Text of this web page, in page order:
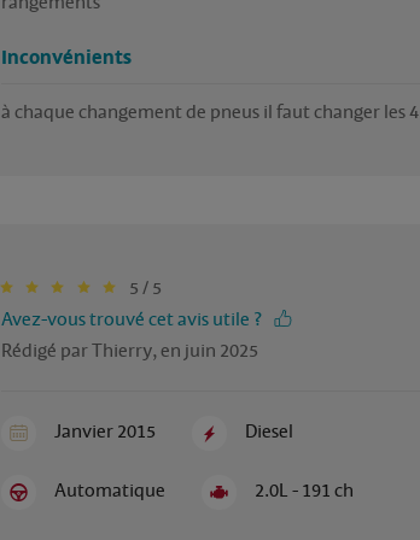
Inconvénients
à chaque changement de pneus il faut changer les 4
5 / 5
Avez-vous trouvé cet avis utile ?
Rédigé par Thierry, en juin 2025
Janvier 2015 Diesel
Automatique 2.0L - 191 ch